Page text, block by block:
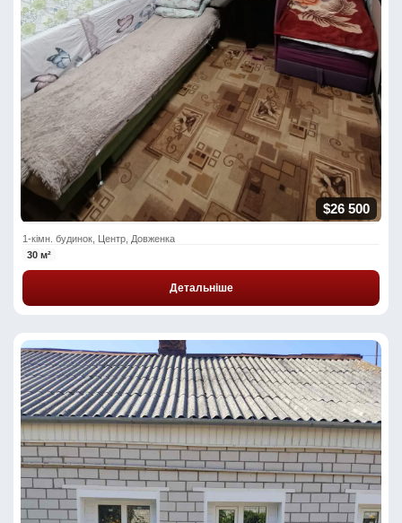
$26 500
1-кімн. будинок, Центр, Довженка
30 м²
Детальніше